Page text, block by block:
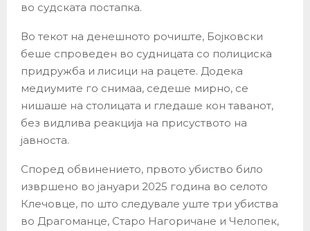
во судската постапка.
Во текот на денешното рочиште, Бојковски
беше спроведен во судницата со полициска
придружба и лисици на рацете. Додека
медиумите го снимаа, седеше мирно, се
нишаше на столицата и гледаше кон таванот,
без видлива реакција на присуството на
јавноста.
Според обвинението, првото убиство било
извршено во јануари 2025 година во селото
Клечовце, по што следувале уште три убиства
во Драгоманце, Старо Нагоричане и Челопек,